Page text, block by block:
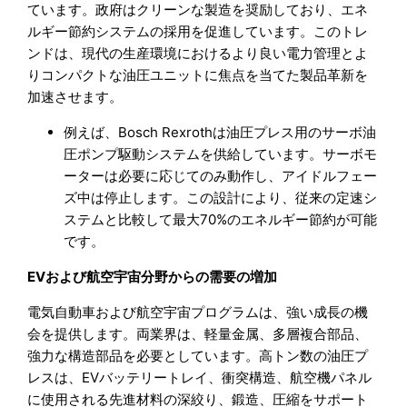
ています。政府はクリーンな製造を奨励しており、エネ
ルギー節約システムの採用を促進しています。このトレ
ンドは、現代の生産環境におけるより良い電力管理とよ
りコンパクトな油圧ユニットに焦点を当てた製品革新を
加速させます。
例えば、Bosch Rexrothは油圧プレス用のサーボ油
圧ポンプ駆動システムを供給しています。サーボモ
ーターは必要に応じてのみ動作し、アイドルフェー
ズ中は停止します。この設計により、従来の定速シ
ステムと比較して最大70%のエネルギー節約が可能
です。
EVおよび航空宇宙分野からの需要の増加
電気自動車および航空宇宙プログラムは、強い成長の機
会を提供します。両業界は、軽量金属、多層複合部品、
強力な構造部品を必要としています。高トン数の油圧プ
レスは、EVバッテリートレイ、衝突構造、航空機パネル
に使用される先進材料の深絞り、鍛造、圧縮をサポート